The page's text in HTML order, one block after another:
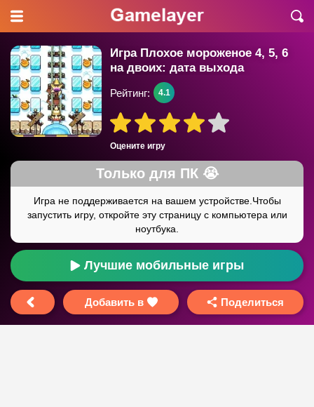
Игра Плохое мороженое 4, 5, 6
на двоих: дата выхода
Оцените игру
Рейтинг: 4.1
Лучшие мобильные игры
Добавить в Поделиться